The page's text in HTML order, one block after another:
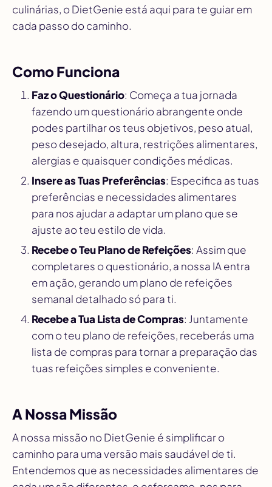
culinárias, o DietGenie está aqui para te guiar em
cada passo do caminho.
Como Funciona
Faz o Questionário: Começa a tua jornada
fazendo um questionário abrangente onde
podes partilhar os teus objetivos, peso atual,
peso desejado, altura, restrições alimentares,
alergias e quaisquer condições médicas.
Insere as Tuas Preferências: Especifica as tuas
preferências e necessidades alimentares
para nos ajudar a adaptar um plano que se
ajuste ao teu estilo de vida.
Recebe o Teu Plano de Refeições: Assim que
completares o questionário, a nossa IA entra
em ação, gerando um plano de refeições
semanal detalhado só para ti.
Recebe a Tua Lista de Compras: Juntamente
com o teu plano de refeições, receberás uma
lista de compras para tornar a preparação das
tuas refeições simples e conveniente.
A Nossa Missão
A nossa missão no DietGenie é simplificar o
caminho para uma versão mais saudável de ti.
Entendemos que as necessidades alimentares de